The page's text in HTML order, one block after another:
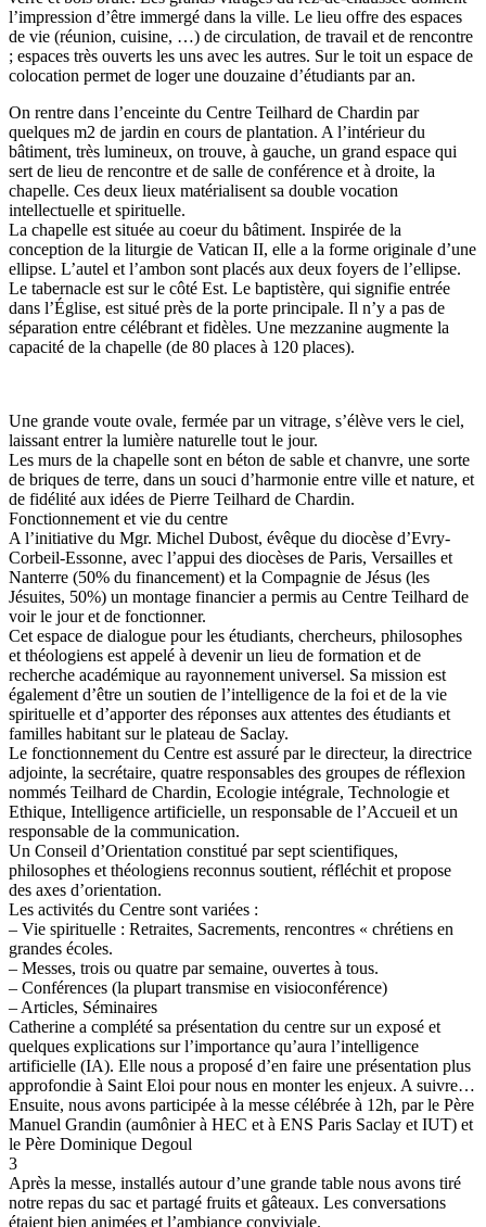
l’impression d’être immergé dans la ville. Le lieu offre des espaces
de vie (réunion, cuisine, …) de circulation, de travail et de rencontre
; espaces très ouverts les uns avec les autres. Sur le toit un espace de
colocation permet de loger une douzaine d’étudiants par an.
On rentre dans l’enceinte du Centre Teilhard de Chardin par
quelques m2 de jardin en cours de plantation. A l’intérieur du
bâtiment, très lumineux, on trouve, à gauche, un grand espace qui
sert de lieu de rencontre et de salle de conférence et à droite, la
chapelle. Ces deux lieux matérialisent sa double vocation
intellectuelle et spirituelle.
La chapelle est située au coeur du bâtiment. Inspirée de la
conception de la liturgie de Vatican II, elle a la forme originale d’une
ellipse. L’autel et l’ambon sont placés aux deux foyers de l’ellipse.
Le tabernacle est sur le côté Est. Le baptistère, qui signifie entrée
dans l’Église, est situé près de la porte principale. Il n’y a pas de
séparation entre célébrant et fidèles. Une mezzanine augmente la
capacité de la chapelle (de 80 places à 120 places).
Une grande voute ovale, fermée par un vitrage, s’élève vers le ciel,
laissant entrer la lumière naturelle tout le jour.
Les murs de la chapelle sont en béton de sable et chanvre, une sorte
de briques de terre, dans un souci d’harmonie entre ville et nature, et
de fidélité aux idées de Pierre Teilhard de Chardin.
Fonctionnement et vie du centre
A l’initiative du Mgr. Michel Dubost, évêque du diocèse d’Evry-
Corbeil-Essonne, avec l’appui des diocèses de Paris, Versailles et
Nanterre (50% du financement) et la Compagnie de Jésus (les
Jésuites, 50%) un montage financier a permis au Centre Teilhard de
voir le jour et de fonctionner.
Cet espace de dialogue pour les étudiants, chercheurs, philosophes
et théologiens est appelé à devenir un lieu de formation et de
recherche académique au rayonnement universel. Sa mission est
également d’être un soutien de l’intelligence de la foi et de la vie
spirituelle et d’apporter des réponses aux attentes des étudiants et
familles habitant sur le plateau de Saclay.
Le fonctionnement du Centre est assuré par le directeur, la directrice
adjointe, la secrétaire, quatre responsables des groupes de réflexion
nommés Teilhard de Chardin, Ecologie intégrale, Technologie et
Ethique, Intelligence artificielle, un responsable de l’Accueil et un
responsable de la communication.
Un Conseil d’Orientation constitué par sept scientifiques,
philosophes et théologiens reconnus soutient, réfléchit et propose
des axes d’orientation.
Les activités du Centre sont variées :
– Vie spirituelle : Retraites, Sacrements, rencontres « chrétiens en
grandes écoles.
– Messes, trois ou quatre par semaine, ouvertes à tous.
– Conférences (la plupart transmise en visioconférence)
– Articles, Séminaires
Catherine a complété sa présentation du centre sur un exposé et
quelques explications sur l’importance qu’aura l’intelligence
artificielle (IA). Elle nous a proposé d’en faire une présentation plus
approfondie à Saint Eloi pour nous en monter les enjeux. A suivre…
Ensuite, nous avons participée à la messe célébrée à 12h, par le Père
Manuel Grandin (aumônier à HEC et à ENS Paris Saclay et IUT) et
le Père Dominique Degoul
3
Après la messe, installés autour d’une grande table nous avons tiré
notre repas du sac et partagé fruits et gâteaux. Les conversations
étaient bien animées et l’ambiance conviviale.